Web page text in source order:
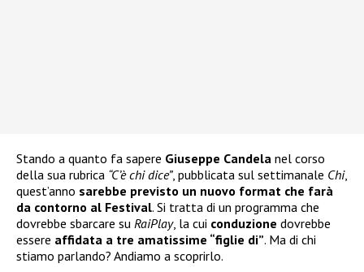
Stando a quanto fa sapere Giuseppe Candela nel corso
della sua rubrica “C’è chi dice”, pubblicata sul settimanale Chi,
quest’anno sarebbe previsto un nuovo format che farà
da contorno al Festival. Si tratta di un programma che
dovrebbe sbarcare su RaiPlay, la cui conduzione dovrebbe
essere affidata a tre amatissime “figlie di”. Ma di chi
stiamo parlando? Andiamo a scoprirlo.